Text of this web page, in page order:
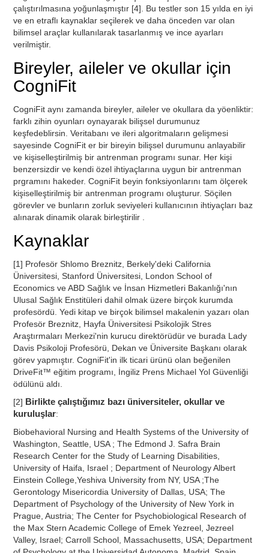
çalıştırılmasına yoğunlaşmıştır [4]. Bu testler son 15 yılda en iyi
ve en etraflı kaynaklar seçilerek ve daha önceden var olan
bilimsel araçlar kullanılarak tasarlanmış ve ince ayarları
verilmiştir.
Bireyler, aileler ve okullar için
CogniFit
CogniFit aynı zamanda bireyler, aileler ve okullara da yöenliktir:
farklı zihin oyunları oynayarak bilişsel durumunuz
keşfedeblirsin. Veritabanı ve ileri algoritmaların gelişmesi
sayesinde CogniFit er bir bireyin bilişsel durumunu anlayabilir
ve kişiselleştirilmiş bir antrenman programı sunar. Her kişi
benzersizdir ve kendi özel ihtiyaçlarına uygun bir antrenman
prgramını hakeder. CogniFit beyin fonksiyonlarını tam ölçerek
kişiselleştirilmiş bir antrenman programı oluşturur. Söçilen
görevler ve bunların zorluk seviyeleri kullanıcının ihtiyaçları baz
alınarak dinamik olarak birleştirilir .
Kaynaklar
[1] Profesör Shlomo Breznitz, Berkely'deki California
Üniversitesi, Stanford Üniversitesi, London School of
Economics ve ABD Sağlık ve İnsan Hizmetleri Bakanlığı'nın
Ulusal Sağlık Enstitüleri dahil olmak üzere birçok kurumda
profesördü. Yedi kitap ve birçok bilimsel makalenin yazarı olan
Profesör Breznitz, Hayfa Üniversitesi Psikolojik Stres
Araştırmaları Merkezi'nin kurucu direktörüdür ve burada Lady
Davis Psikoloji Profesörü, Dekan ve Üniversite Başkanı olarak
görev yapmıştır. CogniFit'in ilk ticari ürünü olan beğenilen
DriveFit™ eğitim programı, İngiliz Prens Michael Yol Güvenliği
ödülünü aldı.
[2] Birlikte çalıştığımız bazı üniversiteler, okullar ve
kuruluşlar:
Biobehavioral Nursing and Health Systems of the University of
Washington, Seattle, USA ; The Edmond J. Safra Brain
Research Center for the Study of Learning Disabilities,
University of Haifa, Israel ; Department of Neurology Albert
Einstein College,Yeshiva University from NY, USA ;The
Gerontology Misericordia University of Dallas, USA; The
Department of Psychology of the University of New York in
Prague, Austria; The Center for Psychobiological Research of
the Max Stern Academic College of Emek Yezreel, Jezreel
Valley, Israel; Carroll School, Massachusetts, USA; Department